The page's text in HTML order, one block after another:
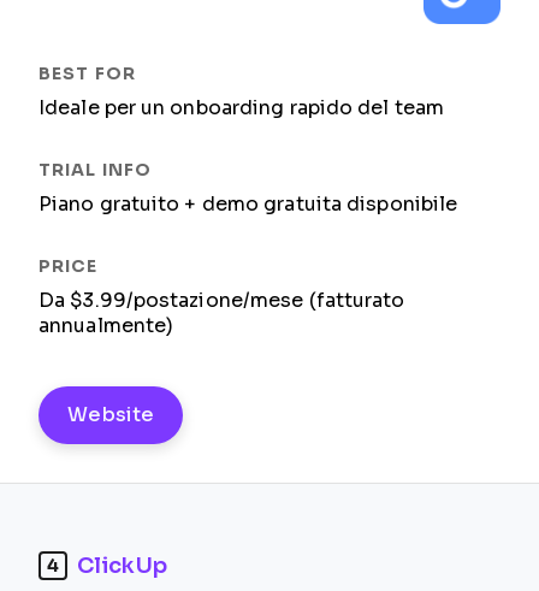
Ideale per un onboarding rapido del team
Piano gratuito + demo gratuita disponibile
Da $3.99/postazione/mese (fatturato
annualmente)
Website
4 ClickUp